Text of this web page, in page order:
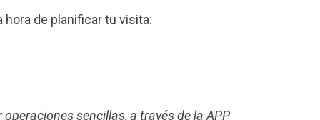
hora de planificar tu visita:
sencillas, a través de la APP